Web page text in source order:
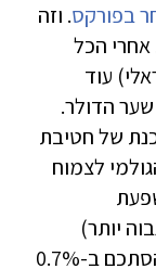
בפורקס. וזה
הכל
עוד
שער הדולר.
של חטיבת
הגולמי לצמוח
יותר)
וב-2018 ב-3.3%. האינפלציה צפויה להסתכם ב-0.7%